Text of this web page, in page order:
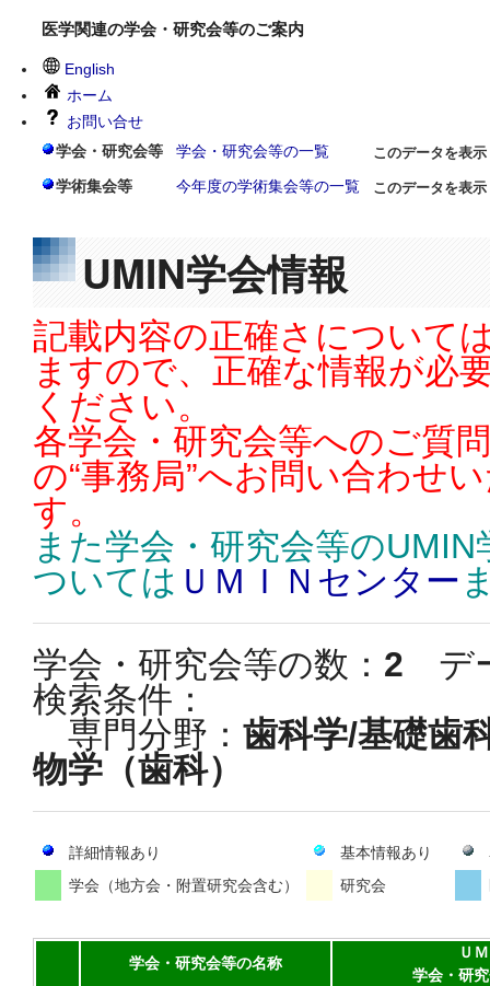
医学関連の学会・研究会等のご案内
English
ホーム
お問い合せ
学会・研究会等
学会・研究会等の一覧 このデータを表示
学術集会等 今年度の学術集会等の一覧 このデータを表示
UMIN学会情報
記載内容の正確さについて
ますので、正確な情報が必
ください。
各学会・研究会等へのご質
の“事務局”へお問い合わせ
す。
また学会・研究会等の
ついては ＵＭＩＮセンター
学会・研究会等の数： 2 デ
検索条件：
専門分野： 歯科学/基礎歯
物学（歯科）
詳細情報あり 基本情報あり
学会（地方会・附置研究会含む）
研究会
学会・研究会等の名称
Ｕ
学会・研